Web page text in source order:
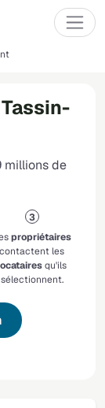
millions de
propriétaires
contactent les
qu'ils
sélectionnent.